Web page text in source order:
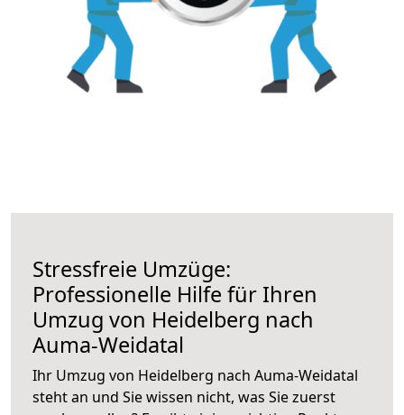
Stressfreie Umzüge:
Professionelle Hilfe für Ihren
Umzug von Heidelberg nach
Auma-Weidatal
Ihr Umzug von Heidelberg nach Auma-Weidatal
steht an und Sie wissen nicht, was Sie zuerst